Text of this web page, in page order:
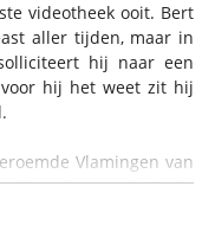
videotheek ooit. Bert
aller tijden, maar in
hij naar een
voor hij het weet zit hij
Vlamingen van
– zoals Kevin
Sam Gooris, Maaike